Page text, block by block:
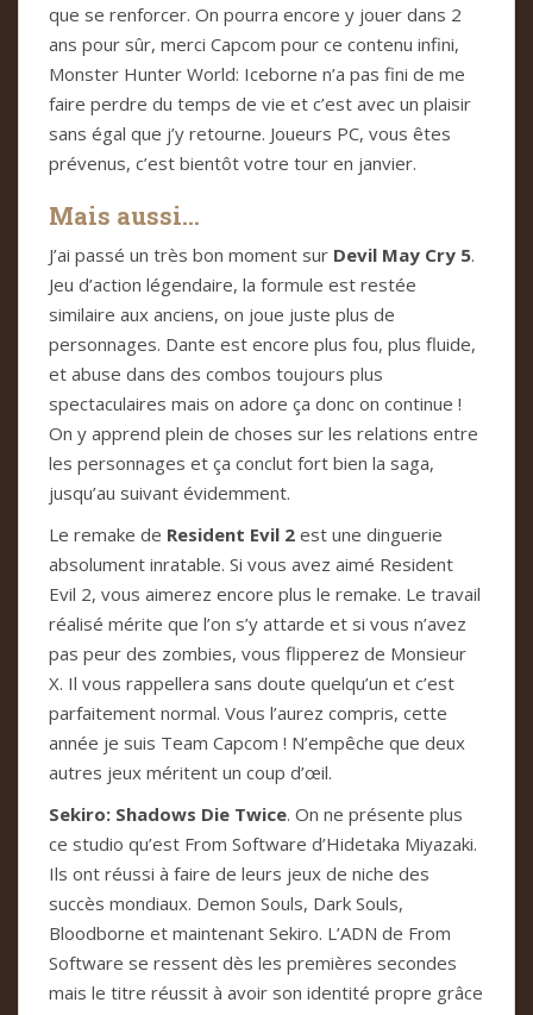
que se renforcer. On pourra encore y jouer dans 2
ans pour sûr, merci Capcom pour ce contenu infini,
Monster Hunter World: Iceborne n’a pas fini de me
faire perdre du temps de vie et c’est avec un plaisir
sans égal que j’y retourne. Joueurs PC, vous êtes
prévenus, c’est bientôt votre tour en janvier.
Mais aussi…
J’ai passé un très bon moment sur Devil May Cry 5.
Jeu d’action légendaire, la formule est restée
similaire aux anciens, on joue juste plus de
personnages. Dante est encore plus fou, plus fluide,
et abuse dans des combos toujours plus
spectaculaires mais on adore ça donc on continue !
On y apprend plein de choses sur les relations entre
les personnages et ça conclut fort bien la saga,
jusqu’au suivant évidemment.
Le remake de Resident Evil 2 est une dinguerie
absolument inratable. Si vous avez aimé Resident
Evil 2, vous aimerez encore plus le remake. Le travail
réalisé mérite que l’on s’y attarde et si vous n’avez
pas peur des zombies, vous flipperez de Monsieur
X. Il vous rappellera sans doute quelqu’un et c’est
parfaitement normal. Vous l’aurez compris, cette
année je suis Team Capcom ! N’empêche que deux
autres jeux méritent un coup d’œil.
Sekiro: Shadows Die Twice. On ne présente plus
ce studio qu’est From Software d’Hidetaka Miyazaki.
Ils ont réussi à faire de leurs jeux de niche des
succès mondiaux. Demon Souls, Dark Souls,
Bloodborne et maintenant Sekiro. L’ADN de From
Software se ressent dès les premières secondes
mais le titre réussit à avoir son identité propre grâce